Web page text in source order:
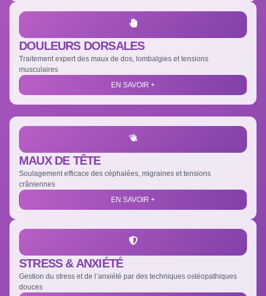
DOULEURS DORSALES
Traitement expert des maux de dos, lombalgies et tensions
musculaires
EN SAVOIR +
MAUX DE TÊTE
Soulagement efficace des céphalées, migraines et tensions
crâniennes
EN SAVOIR +
STRESS & ANXIÉTÉ
Gestion du stress et de l’anxiété par des techniques ostéopathiques
douces